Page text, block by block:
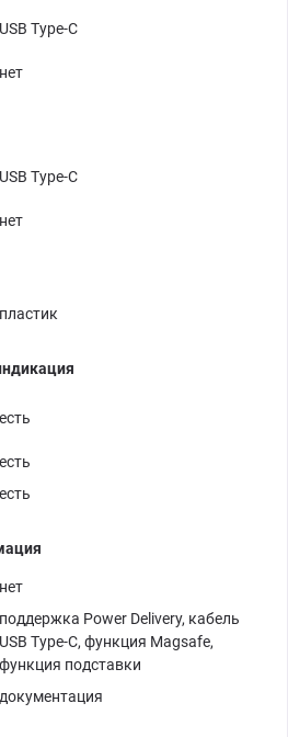
USB Type-C
нет
USB Type-C
нет
пластик
есть
есть
есть
нет
поддержка Power Delivery, кабель
USB Type-C, функция Magsafe,
функция подставки
документация